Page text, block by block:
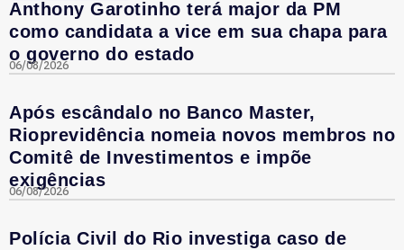
Anthony Garotinho terá major da PM
como candidata a vice em sua chapa para
o governo do estado
06/08/2026
Após escândalo no Banco Master,
Rioprevidência nomeia novos membros no
Comitê de Investimentos e impõe
exigências
06/08/2026
Polícia Civil do Rio investiga caso de